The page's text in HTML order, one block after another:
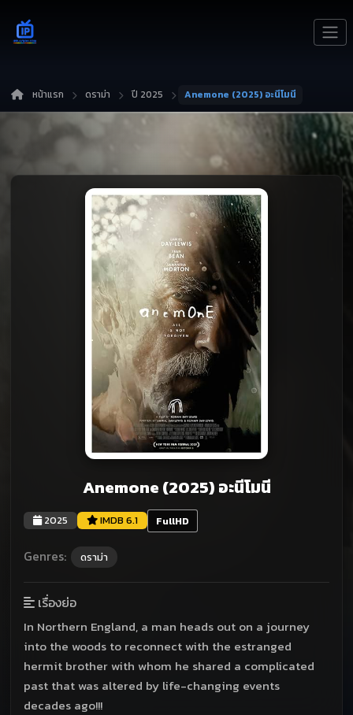
หน้าแรก ดราม่า ปี 2025 Anemone (2025) อะนีโมนี
Anemone (2025) อะนีโมนี
2025 IMDB 6.1 FullHD
Genres: ดราม่า
เรื่องย่อ
In Northern England, a man heads out on a journey
into the woods to reconnect with the estranged
hermit brother with whom he shared a complicated
past that was altered by life-changing events
decades ago!!!